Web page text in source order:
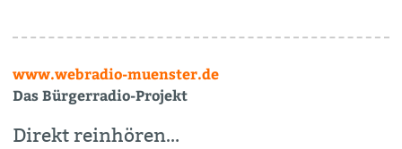
www.webradio-muenster.de
Das Bürgerradio-Projekt
Direkt reinhören…